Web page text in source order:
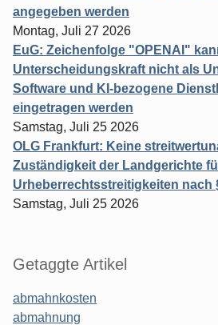
angegeben werden
Montag, Juli 27 2026
EuG: Zeichenfolge "OPENAI"
Unterscheidungskraft nicht als
Software und KI-bezogene
eingetragen werden
Samstag, Juli 25 2026
OLG Frankfurt: Keine
Zuständigkeit der Landgerichte
Urheberrechtsstreitigkeiten nach
Samstag, Juli 25 2026
Getaggte Artikel
abmahnkosten
abmahnung